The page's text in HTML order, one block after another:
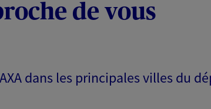
de vous
dans les principales villes du